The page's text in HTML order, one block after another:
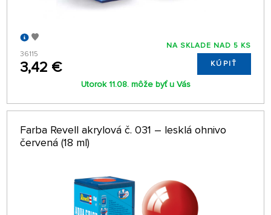
36115
3,42 €
NA SKLADE NAD 5 KS
KÚPIŤ
Utorok 11.08. môže byť u Vás
Farba Revell akrylová č. 031 – lesklá ohnivo
červená (18 ml)